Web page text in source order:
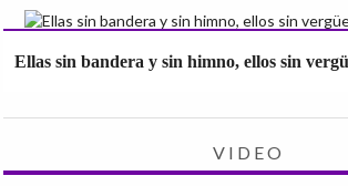
Ellas sin bandera y sin himno, ellos sin
VIDEO